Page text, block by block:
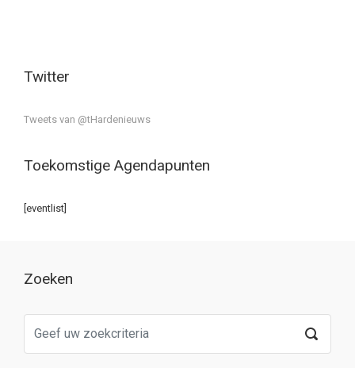
Twitter
Tweets van @tHardenieuws
Toekomstige Agendapunten
[eventlist]
Zoeken